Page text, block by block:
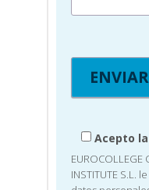
Acepto la
EUROCOLLEGE
INSTITUTE S.L.